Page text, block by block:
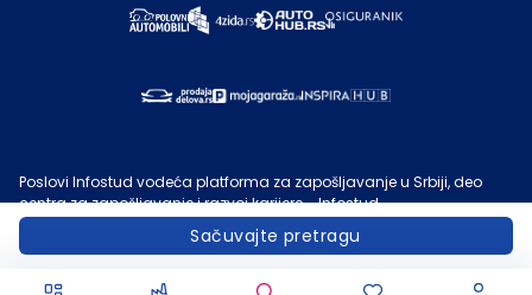
Sačuvajte pretragu
Poslovi Infostud vodeća platforma za zapošljavanje u Srbiji, deo
centra za zapošljavanje i razvoj karijere - Infostud.
©
Infostud rešenja d.o.o. Subotica
Poslovi.infostud.com
je vlasništvo Infostuda. Zabranjeno je njegovo
u druge svrhe, osim za lične potrebe posetilaca sajta.